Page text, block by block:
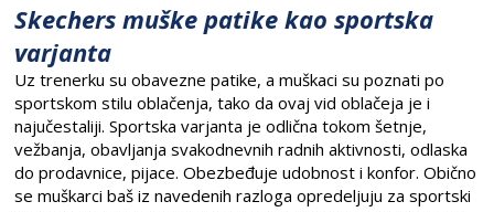
Skechers muške patike kao sportska
varjanta
Uz trenerku su obavezne patike, a muškaci su poznati po
sportskom stilu oblačenja, tako da ovaj vid oblačeja je i
najučestaliji. Sportska varjanta je odlična tokom šetnje,
vežbanja, obavljanja svakodnevnih radnih aktivnosti, odlaska
do prodavnice, pijace. Obezbeđuje udobnost i konfor. Obično
se muškarci baš iz navedenih razloga opredeljuju za sportski